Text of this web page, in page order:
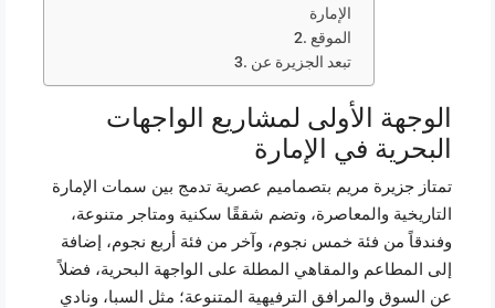
الإمارة
الموقع
تبعد الجزيرة عن
الوجهة الأولى لمشاريع الواجهات
البحرية في الإمارة
تمتاز جزيرة مريم بتصماميم عصرية تدمج بين سمات الإمارة
التاريخية والمعاصرة، وتضم شققًا سكنية ومتاجر متنوعة،
وفندقاً من فئة خمس نجوم، وآخر من فئة أربع نجوم، إضافة
إلى المطاعم والمقاهي المطلة على الواجهة البحرية، فضلاً
عن السوق والمرافق الترفيهية المتنوعة؛ مثل السبا، ونادي